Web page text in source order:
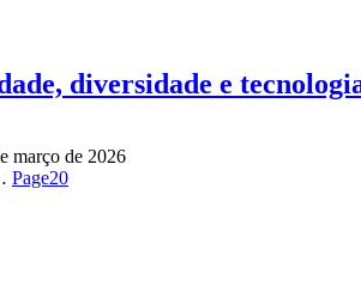
diversidade e
março de 2026
Page20